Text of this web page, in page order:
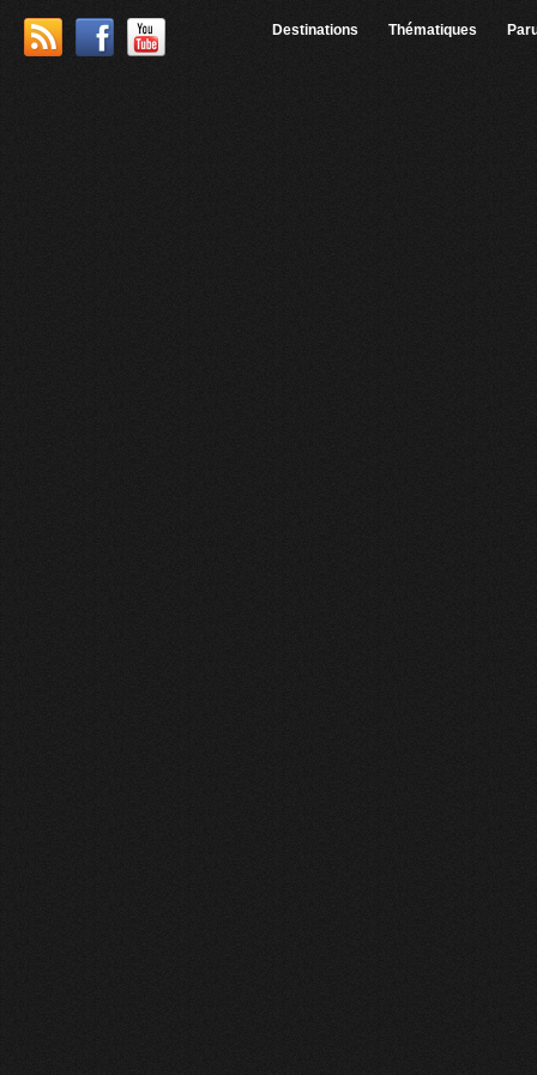
Destinations Thématiques